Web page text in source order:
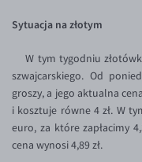
EUR/GBP
EUR/CZK
EUR/DKK
EUR/NOK
EUR/SEK
Sytuacja na złotym
W tym tygodniu
szwajcarskiego. Od
groszy, a jego aktualna
i kosztuje równe 4 zł. W
euro, za które zapłacimy
cena wynosi 4,89 zł.